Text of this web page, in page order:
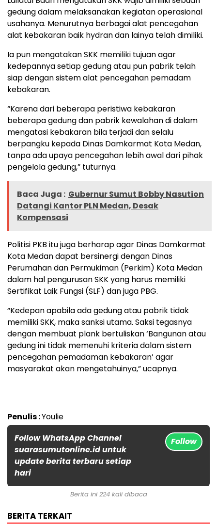
gedung dalam melaksanakan kegiatan operasional
usahanya. Menurutnya berbagai alat pencegahan
alat kebakaran baik hydran dan lainya telah dimiliki.
Ia pun mengatakan SKK memiliki tujuan agar
kedepannya setiap gedung atau pun pabrik telah
siap dengan sistem alat pencegahan pemadam
kebakaran.
“Karena dari beberapa peristiwa kebakaran
beberapa gedung dan pabrik kewalahan di dalam
mengatasi kebakaran bila terjadi dan selalu
berpangku kepada Dinas Damkarmat Kota Medan,
tanpa ada upaya pencegahan lebih awal dari pihak
pengelola gedung,” tuturnya.
Baca Juga : Gubernur Sumut Bobby Nasution
Datangi Kantor PLN Medan, Desak
Kompensasi
Politisi PKB itu juga berharap agar Dinas Damkarmat
Kota Medan dapat bersinergi dengan Dinas
Perumahan dan Permukiman (Perkim) Kota Medan
dalam hal pengurusan SKK yang harus memiliki
Sertifikat Laik Fungsi (SLF) dan juga PBG.
“Kedepan apabila ada gedung atau pabrik tidak
memiliki SKK, maka sanksi utama. Saksi tegasnya
dengan membuat plank bertuliskan ‘Bangunan atau
gedung ini tidak memenuhi kriteria dalam sistem
pencegahan pemadaman kebakaran’ agar
masyarakat akan mengetahuinya,” ucapnya.
Penulis :Youlie
Follow WhatsApp Channel
suarasumutonline.id untuk
update berita terbaru setiap
hari
Follow
Berita ini 224 kali dibaca
BERITA TERKAIT